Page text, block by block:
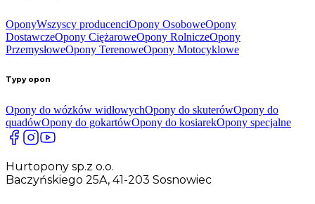
OponyWszyscy producenciOpony OsoboweOpony
DostawczeOpony CiężaroweOpony RolniczeOpony
PrzemysłoweOpony TerenoweOpony Motocyklowe
Typy opon
Opony do wózków widłowychOpony do skuterówOpony do
quadówOpony do gokartówOpony do kosiarekOpony specjalne
Hurtopony sp.z o.o.
Baczyńskiego 25A, 41-203 Sosnowiec